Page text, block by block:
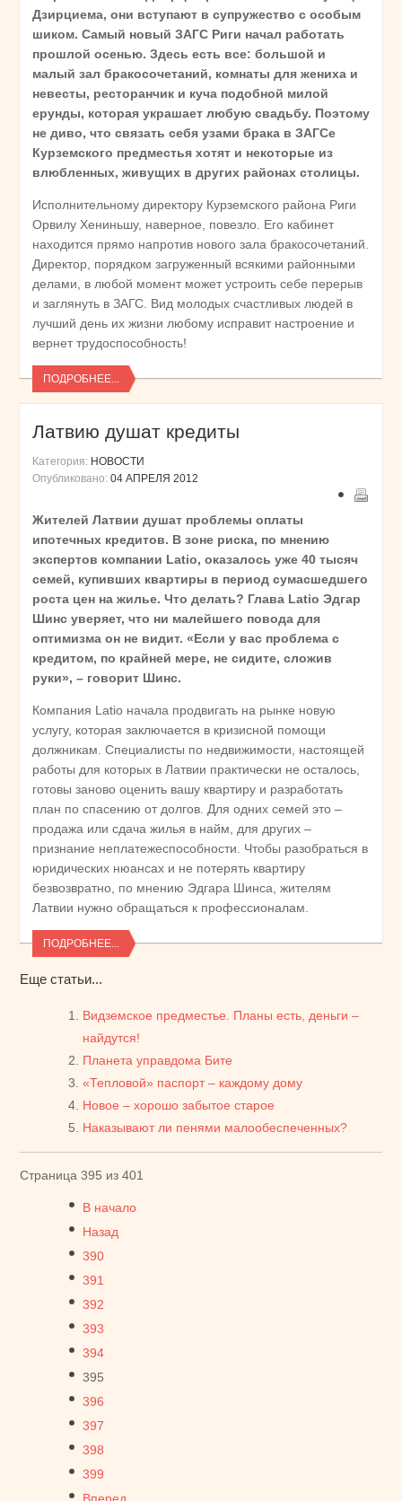
Дзирциема, они вступают в супружество с особым
шиком. Самый новый ЗАГС Риги начал работать
прошлой осенью. Здесь есть все: большой и
малый зал бракосочетаний, комнаты для жениха и
невесты, ресторанчик и куча подобной милой
ерунды, которая украшает любую свадьбу. Поэтому
не диво, что связать себя узами брака в ЗАГСе
Курземского предместья хотят и некоторые из
влюбленных, живущих в других районах столицы.
Исполнительному директору Курземского района Риги
Орвилу Хениньшу, наверное, повезло. Его кабинет
находится прямо напротив нового зала бракосочетаний.
Директор, порядком загруженный всякими районными
делами, в любой момент может устроить себе перерыв
и заглянуть в ЗАГС. Вид молодых счастливых людей в
лучший день их жизни любому исправит настроение и
вернет трудоспособность!
ПОДРОБНЕЕ...
Латвию душат кредиты
Категория: НОВОСТИ
Опубликовано: 04 АПРЕЛЯ 2012
Жителей Латвии душат проблемы оплаты
ипотечных кредитов. В зоне риска, по мнению
экспертов компании Latio, оказалось уже 40 тысяч
семей, купивших квартиры в период сумасшедшего
роста цен на жилье. Что делать? Глава Latio Эдгар
Шинс уверяет, что ни малейшего повода для
оптимизма он не видит. «Если у вас проблема с
кредитом, по крайней мере, не сидите, сложив
руки», – говорит Шинс.
Компания Latio начала продвигать на рынке новую
услугу, которая заключается в кризисной помощи
должникам. Специалисты по недвижимости, настоящей
работы для которых в Латвии практически не осталось,
готовы заново оценить вашу квартиру и разработать
план по спасению от долгов. Для одних семей это –
продажа или сдача жилья в найм, для других –
признание неплатежеспособности. Чтобы разобраться в
юридических нюансах и не потерять квартиру
безвозвратно, по мнению Эдгара Шинса, жителям
Латвии нужно обращаться к профессионалам.
ПОДРОБНЕЕ...
Еще статьи...
Видземское предместье. Планы есть, деньги –
найдутся!
Планета управдома Бите
«Тепловой» паспорт – каждому дому
Новое – хорошо забытое старое
Наказывают ли пенями малообеспеченных?
Страница 395 из 401
В начало
Назад
390
391
392
393
394
395
396
397
398
399
Вперед